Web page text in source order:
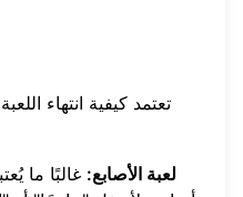
تعتمد كيفية انتهاء
لعبة الأصابع: غالبًا ما